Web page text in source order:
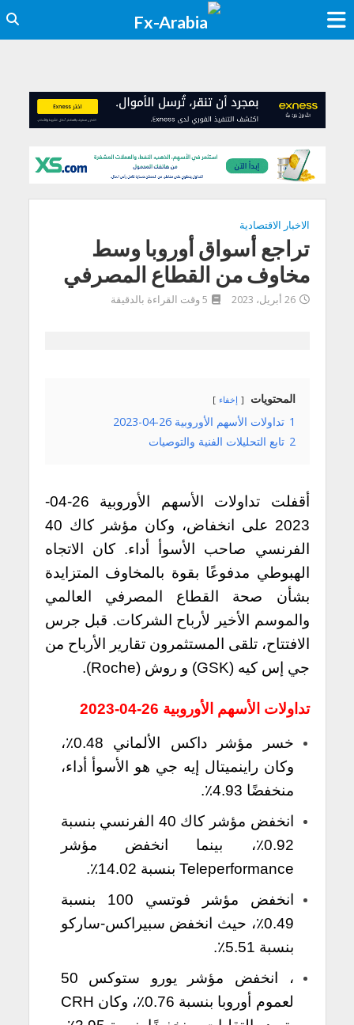
الاخبار الاقتصادية
تراجع أسواق أوروبا وسط
مخاوف من القطاع المصرفي
26 أبريل، 2023 5 وقت القراءة بالدقيقة
المحتويات إخفاء
1 تداولات الأسهم الأوروبية 26-04-2023
2 تابع التحليلات الفنية والتوصيات
أقفلت تداولات الأسهم الأوروبية 26-04-
2023 على انخفاض، وكان مؤشر كاك 40
الفرنسي صاحب الأسوأ أداء.كان الاتجاه
الهبوطي مدفوعًا بقوة بالمخاوف المتزايدة
بشأن صحة القطاع المصرفي العالمي
والموسم الأخير لأرباح الشركات. قبل جرس
الافتتاح، تلقى المستثمرون تقارير الأرباح من
جي إس كيه (GSK) و روش (Roche).
تداولات الأسهم الأوروبية 26-04-2023
خسر مؤشر داكس الألماني 0.48٪،
وكان راينميتال إيه جي هو الأسوأ أداء،
منخفضًا 4.93٪.
انخفض مؤشر كاك 40 الفرنسي بنسبة
0.92٪، بينما انخفض مؤشر
Teleperformance بنسبة 14.02٪.
انخفض مؤشر فوتسي 100 بنسبة
0.49٪، حيث انخفض سبيراكس-ساركو
بنسبة 5.51٪.
، انخفض مؤشر يورو ستوكس 50
لعموم أوروبا بنسبة 0.76٪، وكان CRH